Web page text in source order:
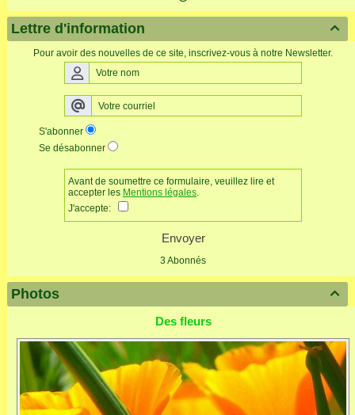

Lettre d'information
Pour avoir des nouvelles de ce site, inscrivez-vous à notre Newsletter.
S'abonner
Se désabonner
Avant de soumettre ce formulaire, veuillez lire et
accepter les Mentions légales.
J'accepte:
Envoyer
3 Abonnés

Photos
Des fleurs